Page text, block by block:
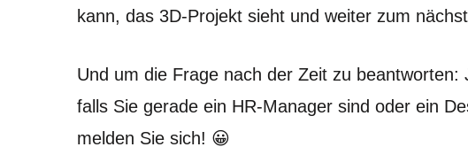
kann, das 3D-Projekt sieht und weiter zum
Und um die Frage nach der Zeit zu
falls Sie gerade ein HR-Manager sind oder ein
melden Sie sich! 😀